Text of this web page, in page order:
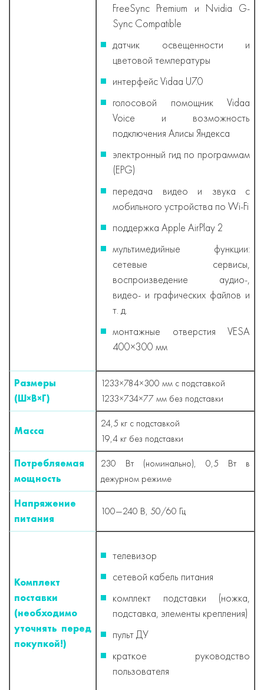
FreeSync Premium и Nvidia G-
Sync Compatible
датчик освещенности и
цветовой температуры
интерфейс Vidaa U7.0
голосовой помощник Vidaa
Voice и возможность
подключения Алисы Яндекса
электронный гид по программам
(EPG)
передача видео и звука с
мобильного устройства по Wi-Fi
поддержка Apple AirPlay 2
мультимедийные функции:
сетевые сервисы,
воспроизведение аудио-,
видео- и графических файлов и
т. д.
монтажные отверстия VESA
400×300 мм
Размеры
(Ш×В×Г)
1233×784×300 мм с подставкой
1233×734×77 мм без подставки
Масса
24,5 кг с подставкой
19,4 кг без подставки
Потребляемая
мощность
230 Вт (номинально), 0,5 Вт в
дежурном режиме
Напряжение
питания
100—240 В, 50/60 Гц
Комплект
поставки
(необходимо
уточнять перед
покупкой!)
телевизор
сетевой кабель питания
комплект подставки (ножка,
подставка, элементы крепления)
пульт ДУ
краткое руководство
пользователя